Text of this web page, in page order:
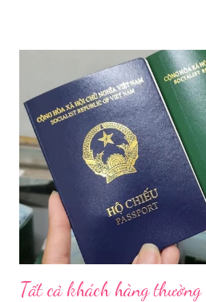
trạng kinh doanh mỹ phẩm thật - giả
tế TP HCM sẽ phối hợp với các sở,
phương tăng cường kiểm tra, giám
vụ Dược sẽ tham mưu Giám đốc Sở
về mỹ phẩm. Cơ quan Cảnh sát
triệt phá đường dây sản xuất, buôn
lớn, hoạt động tinh vi ngay giữa khu
Bên cạnh đó, Sở Y tế sẽ công khai
Tất cả khách hàng